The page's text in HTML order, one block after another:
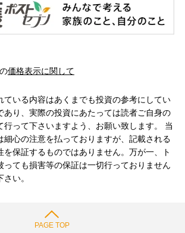
価格表示に関して
ている内容はあくまでも投資の参考にしてい
あり、実際の投資にあたっては読者ご自身の
行って下さいますよう、お願い致します。 当
細心の注意を払っておりますが、記載される
を保証するものではありません。万が一、ト
っても損害等の保証は一切行っておりません
い。
PAGE TOP